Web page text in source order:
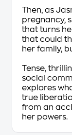
Then, as
pregnancy,
that turns
that could
her family,
Tense,
social
explores
true
from an
her powers.